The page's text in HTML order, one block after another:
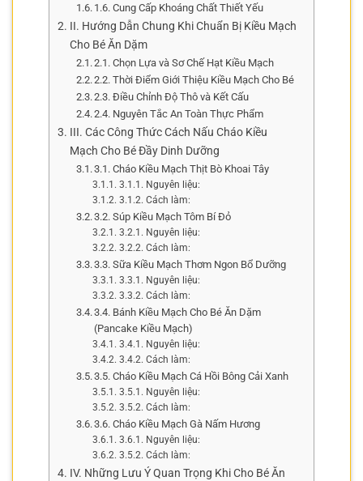
1.6. Cung Cấp Khoáng Chất Thiết Yếu
II. Hướng Dẫn Chung Khi Chuẩn Bị Kiều Mạch
Cho Bé Ăn Dặm
2.1. Chọn Lựa và Sơ Chế Hạt Kiều Mạch
2.2. Thời Điểm Giới Thiệu Kiều Mạch Cho Bé
2.3. Điều Chỉnh Độ Thô và Kết Cấu
2.4. Nguyên Tắc An Toàn Thực Phẩm
III. Các Công Thức Cách Nấu Cháo Kiều
Mạch Cho Bé Đầy Dinh Dưỡng
3.1. Cháo Kiều Mạch Thịt Bò Khoai Tây
3.1.1. Nguyên liệu:
3.1.2. Cách làm:
3.2. Súp Kiều Mạch Tôm Bí Đỏ
3.2.1. Nguyên liệu:
3.2.2. Cách làm:
3.3. Sữa Kiều Mạch Thơm Ngon Bổ Dưỡng
3.3.1. Nguyên liệu:
3.3.2. Cách làm:
3.4. Bánh Kiều Mạch Cho Bé Ăn Dặm
(Pancake Kiều Mạch)
3.4.1. Nguyên liệu:
3.4.2. Cách làm:
3.5. Cháo Kiều Mạch Cá Hồi Bông Cải Xanh
3.5.1. Nguyên liệu:
3.5.2. Cách làm:
3.6. Cháo Kiều Mạch Gà Nấm Hương
3.6.1. Nguyên liệu:
3.5.2. Cách làm:
IV. Những Lưu Ý Quan Trọng Khi Cho Bé Ăn